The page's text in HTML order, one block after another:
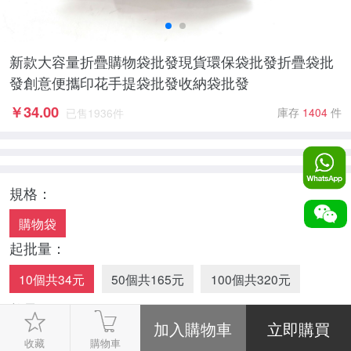
新款大容量折疊購物袋批發現貨環保袋批發折疊袋批
發創意便攜印花手提袋批發收納袋批發
￥34.00 已售 1936件 庫存 1404件
規格：
購物袋
起批量：
10個共34元 50個共165元 100個共320元
數量：
-
+
收藏 購物車